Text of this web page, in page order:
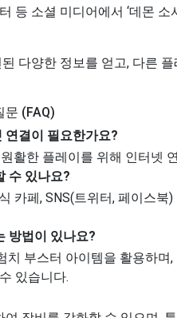
등 소셜 미디어에서 ‘데몬
다양한 정보를 얻고, 다른
문 (FAQ)
연결이 필요한가요?
활한 플레이를 위해 인터넷
수 있나요?
카페, SNS(트위터, 페이스
방법이 있나요?
치 부스터 아이템을 활용하
있습니다.